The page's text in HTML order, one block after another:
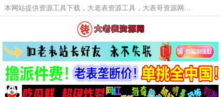
本网站提供资源工具下载，大老表资源工具，大表哥资源网软件工具，大老表资源下载，活动线报福利资源分享,活动线报，大型网游经典游戏，网络热门技术游戏辅助交流与分享。